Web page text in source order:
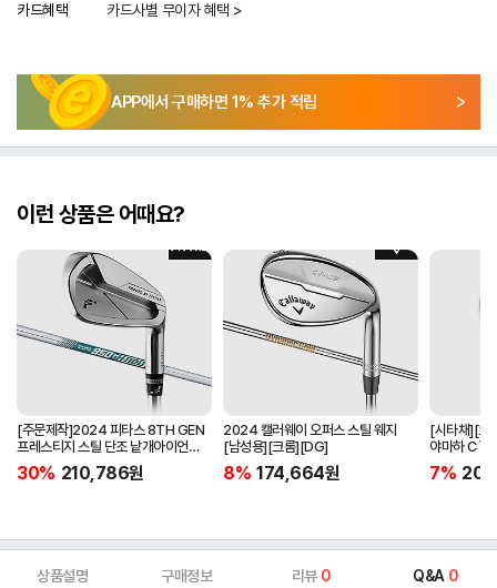
카드혜택 카드사별 무이자 혜택 >
APP에서 구매하면 1% 추가 적립
이런 상품은 어때요?
[주문제작]2024 피타스 8TH GEN
프레스티지 스틸 단조 낱개아이언
[남성용][4번][NSPRO950GH
NEO]
30% 210,786원
2024 캘러웨이 오퍼스 스틸 웨지
[남성용][크롬][DG]
8% 174,664원
[시타채][오
야마하 C`s
[여성용][화
ORIGINAL]
7%
상품설명 구매정보 리뷰 0 Q&A 0